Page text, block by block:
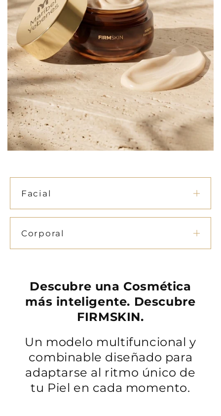
Facial
Corporal
Descubre una Cosmética
más inteligente. Descubre
FIRMSKIN.
Un modelo multifuncional y
combinable diseñado para
adaptarse al ritmo único de
tu Piel en cada momento.